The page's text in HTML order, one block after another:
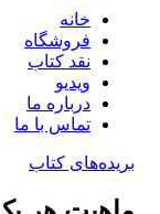
خانه
فروشگاه
نقد کتاب
ویدیو
درباره‌ ما
تماس با ما
بریده‌های کتاب